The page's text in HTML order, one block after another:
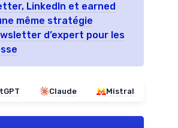
LinkedIn et earned
même stratégie
d’expert pour les
Claude Mistral